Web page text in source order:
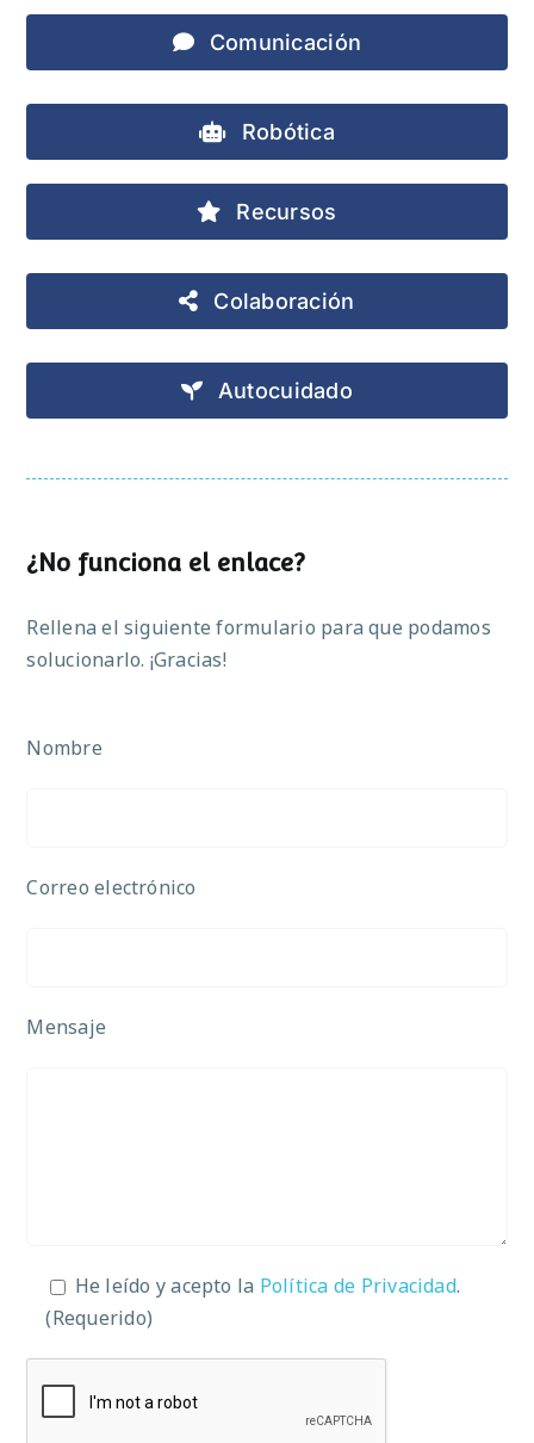
Comunicación
Robótica
Recursos
Colaboración
Autocuidado
¿No funciona el enlace?
Rellena el siguiente formulario para que podamos
solucionarlo. ¡Gracias!
Nombre
Correo electrónico
Mensaje
He leído y acepto la Política de Privacidad.
(Requerido)